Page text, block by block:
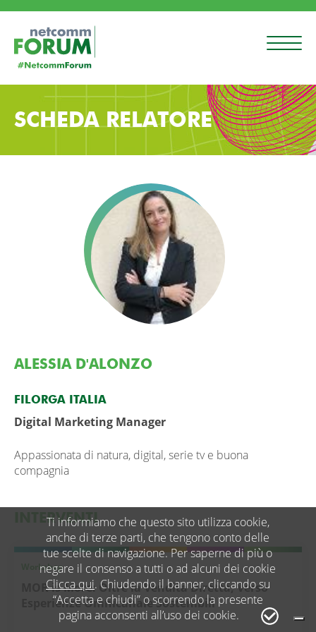
SCHEDA RELATORE
ALESSIA D'ALONZO
FILORGA ITALIA
Digital Marketing Manager
Appassionata di natura, digital, serie tv e buona
compagnia
INTERVENTI
Workshop
MOR is More: Oltre la Vendita Diretta, Verso
Esperienze Omnicanale Sostenibili
Ti informiamo che questo sito utilizza cookie,
anche di terze parti, che tengono conto delle
tue scelte di navigazione. Per saperne di più o
negare il consenso a tutti o ad alcuni dei cookie
Clicca qui. Chiudendo il banner, cliccando su
“Accetta e chiudi” o scorrendo la presente
pagina acconsenti all’uso dei cookie.